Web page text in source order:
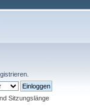
.
Sitzungslänge